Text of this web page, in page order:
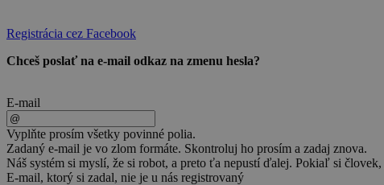
Registrácia cez Facebook
Chceš poslať na e-mail odkaz na zmenu hesla?
E-mail
Vyplňte prosím všetky povinné polia.
Zadaný e-mail je vo zlom formáte. Skontroluj ho prosím a zadaj znova.
Náš systém si myslí, že si robot, a preto ťa nepustí ďalej. Pokiaľ si človek,
E-mail, ktorý si zadal, nie je u nás registrovaný